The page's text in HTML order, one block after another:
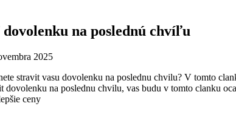
na poslednú chvíľu
2025
stravit vasu dovolenku na poslednu chvilu? V tomto
na poslednu chvilu, vas budu v tomto clanku